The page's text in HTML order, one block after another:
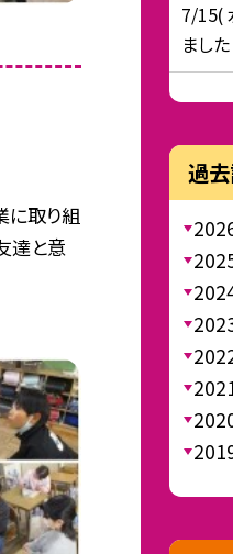
に取り組
達と意
7/15(
ました
過